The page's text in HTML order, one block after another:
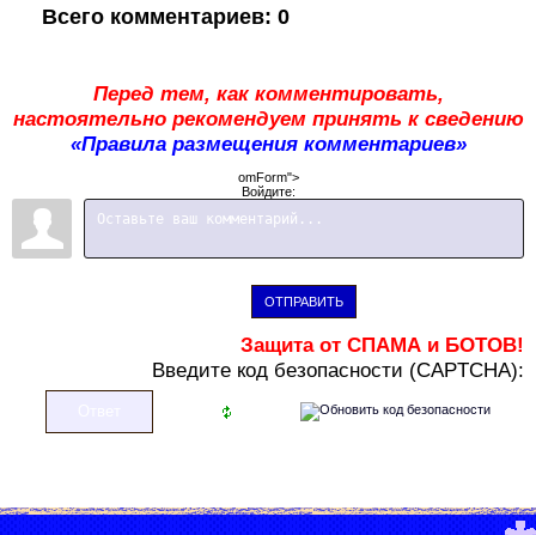
Всего комментариев: 0
Перед тем, как комментировать,
настоятельно рекомендуем принять к сведению
«Правила размещения комментариев»
omForm">
Войдите:
ОТПРАВИТЬ
Защита от СПАМА и БОТОВ!
Введите код безопасности (CAPTCHA):